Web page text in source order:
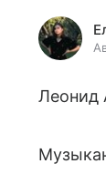
Леонид